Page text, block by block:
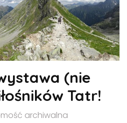
(nie
Tatr!
archiwalna